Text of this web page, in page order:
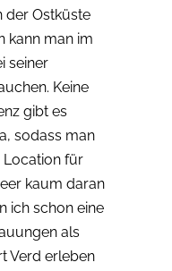
der Ostküste
kann man im
seiner
Keine
gibt es
sodass man
Location für
kaum daran
ich schon eine
als
Verd erleben